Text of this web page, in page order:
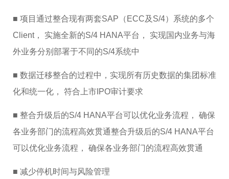
■ 项目通过整合现有两套SAP（ECC及S/4）系统的多个
Client， 实施全新的S/4 HANA平台， 实现国内业务与海
外业务分别部署于不同的S/4系统中
■ 数据迁移整合的过程中，实现所有历史数据的集团标准
化和统一化， 符合上市IPO审计要求
■ 整合升级后的S/4 HANA平台可以优化业务流程， 确保
各业务部门的流程高效贯通整合升级后的S/4 HANA平台
可以优化业务流程， 确保各业务部门的流程高效贯通
■ 减少停机时间与风险管理